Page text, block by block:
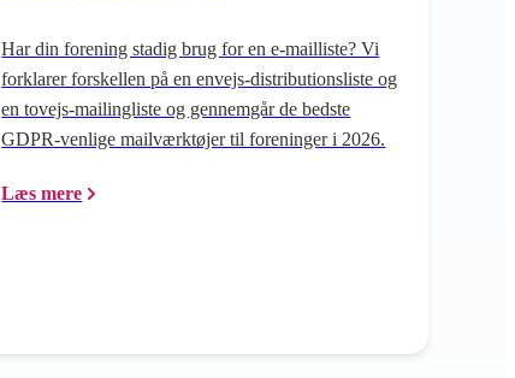
Har din forening stadig brug for en e-mailliste? Vi
forklarer forskellen på en envejs-distributionsliste og
en tovejs-mailingliste og gennemgår de bedste
GDPR-venlige mailværktøjer til foreninger i 2026.
Læs mere